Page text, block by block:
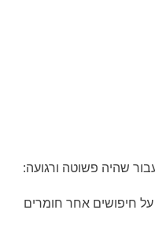
שהיה פשוטה ורגועה:
על חיפושים אחר חומרים